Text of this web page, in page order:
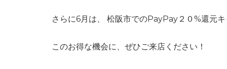
さらに6月は、 松阪市でのPayPay２０%還元
このお得な機会に、ぜひご来店ください！